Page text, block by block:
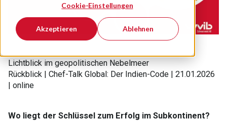
Cookie-Einstellungen
Akzeptieren Ablehnen
Lichtblick im geopolitischen Nebelmeer
Rückblick | Chef-Talk Global: Der Indien-Code | 21.01.2026
| online
Wo liegt der Schlüssel zum Erfolg im Subkontinent?